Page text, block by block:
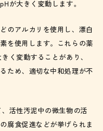
が大きく変動します。
のアルカリを使用し、漂白
を使用します。これらの薬
く変動することがあり、
ため、適切な中和処理が不
活性汚泥中の微生物の活
腐食促進などが挙げられま